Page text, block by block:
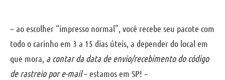
~ ao escolher “impresso normal”, você recebe seu pacote com
todo o carinho em 3 a 15 dias úteis, a depender do local em
que mora, a contar da data de envio/recebimento do código
de rastreio por e-mail– estamos em SP! ~